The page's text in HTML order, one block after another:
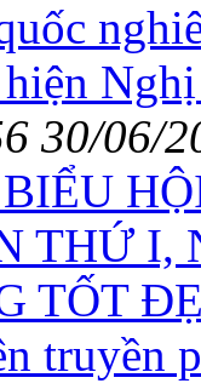
30/06/
THỨ I,
TỐT
truyền